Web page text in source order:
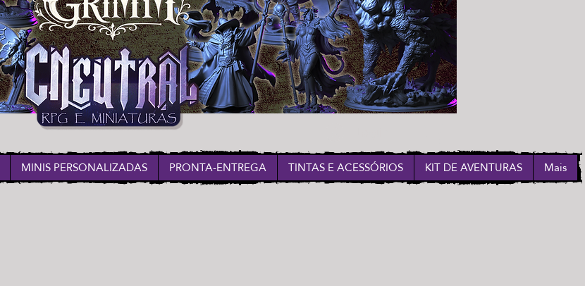
MINIS PERSONALIZADAS PRONTA-ENTREGA TINTAS E ACESSÓRIOS KIT DE AVENTURAS Mais